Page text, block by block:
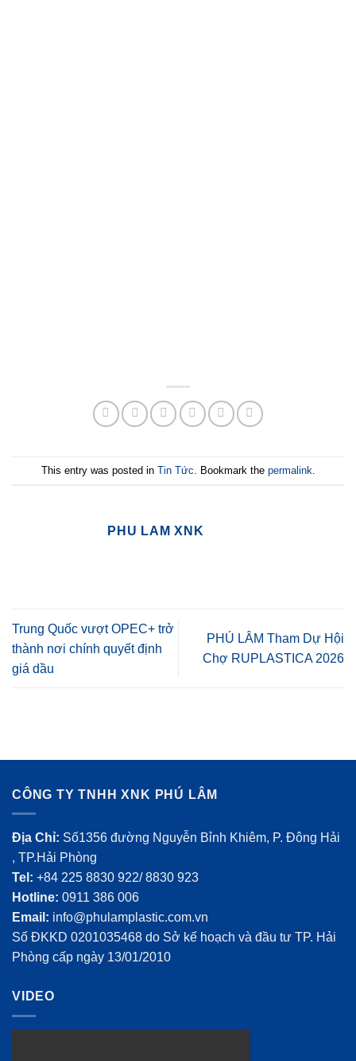
This entry was posted in Tin Tức . Bookmark the permalink
PHU LAM XNK
Trung Quốc vượt OPEC+ trở
thành nơi chính quyết định
giá dầu
PHÚ LÂM Tham Dự Hội
Chợ RUPLASTICA 2026
CÔNG TY TNHH XNK PHÚ LÂM
Địa Chỉ: Số1356 đường Nguyễn Bỉnh Khiêm, P. Đông Hải
, TP.Hải Phòng
Tel: +84 225 8830 922/ 8830 923
Hotline: 0911 386 006
Email: info@phulamplastic.com.vn
Số ĐKKD 0201035468 do Sở kế hoạch và đầu tư TP. Hải
Phòng cấp ngày 13/01/2010
VIDEO